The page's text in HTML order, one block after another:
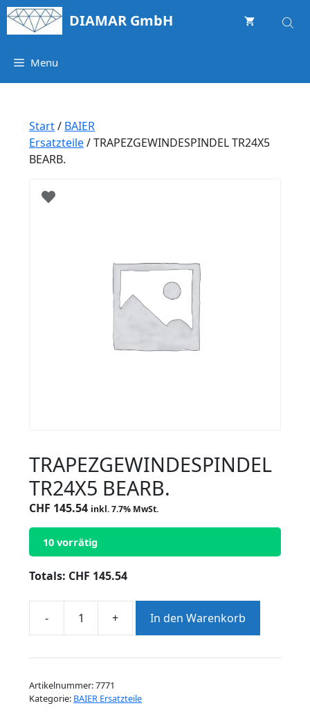
Springe
zum
DIAMAR GmbH
Menu
Start/ BAIER
Ersatzteile/ TRAPEZGEWINDESPINDEL TR24X5
BEARB.
TRAPEZGEWINDESPINDEL
TR24X5 BEARB.
CHF 145.54 inkl. 7.7% MwSt.
10 vorrätig
Totals: CHF 145.54
-
TRAPEZGEWINDESPINDEL
BEARB.
+ In den Warenkorb
Artikelnummer:7771
Kategorie: BAIER Ersatzteile